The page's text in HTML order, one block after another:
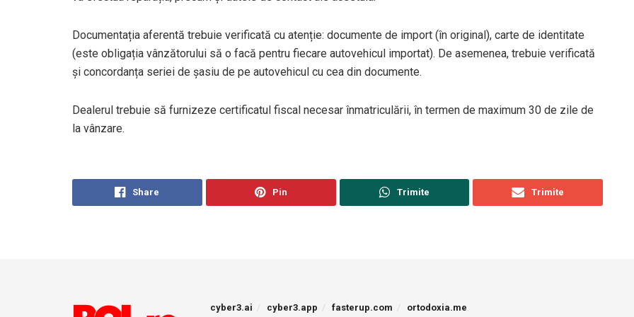
Documentația aferentă trebuie verificată cu atenție: documente de import (în original), carte de identitate
(este obligația vânzătorului să o facă pentru fiecare autovehicul importat). De asemenea, trebuie verificată
și concordanța seriei de șasiu de pe autovehicul cu cea din documente.
Dealerul trebuie să furnizeze certificatul fiscal necesar înmatriculării, în termen de maximum 30 de zile de
la vânzare.
Share Pin Trimite Trimite
cyber3.ai cyber3.app fasterup.com ortodoxia.me